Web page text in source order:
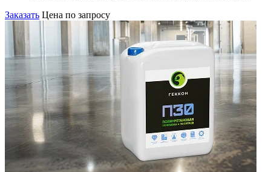
Заказать Цена по запросу